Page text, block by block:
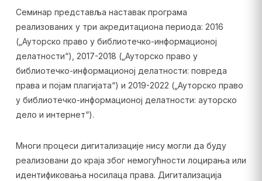
Семинар представља наставак програма
реализованих у три акредитациона периода: 2016
(„Ауторско право у библиотечко-информационој
делатности“), 2017-2018 („Ауторско право у
библиотечко-информационој делатности: повреда
права и појам плагијата“) и 2019-2022 („Ауторско право
у библиотечко-информационој делатности: ауторско
дело и интернет“).
Многи процеси дигитализације нису могли да буду
реализовани до краја због немогућности лоцирања или
идентификовања носилаца права. Дигитализација